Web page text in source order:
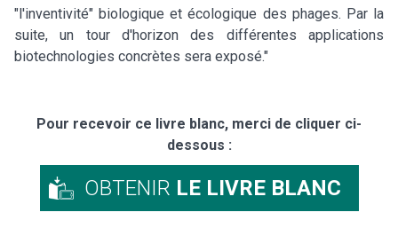
"l'inventivité" biologique et écologique des phages. Par la
suite, un tour d'horizon des différentes applications
biotechnologies concrètes sera exposé."
Pour recevoir ce livre blanc, merci de cliquer ci-
dessous :
OBTENIR LE LIVRE BLANC